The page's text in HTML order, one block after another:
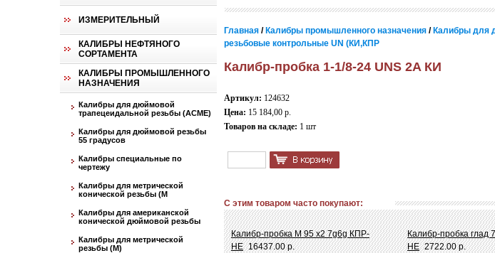
ИЗМЕРИТЕЛЬНЫЙ
КАЛИБРЫ НЕФТЯНОГО
СОРТАМЕНТА
КАЛИБРЫ ПРОМЫШЛЕННОГО
НАЗНАЧЕНИЯ
Калибры для дюймовой
трапецеидальной резьбы (АСМЕ)
Калибры для дюймовой резьбы
55 градусов
Калибры специальные по
чертежу
Калибры для метрической
конической резьбы (М
Калибры для американской
конической дюймовой резьбы
Калибры для метрической
резьбы (М)
Главная / Калибры промышленного назначения / Калибры для
резьбовые контрольные UN (КИ,КПР
Калибр-пробка 1-1/8-24 UNS 2A КИ
Артикул: 124632
Цена: 15 184,00 р.
Товаров на складе: 1 шт
С этим товаром часто покупают:
Калибр-пробка М 95 х2 7g6g КПР-
НЕ 16437.00 р.
Калибр-пробка глад
НЕ 2722.00 р.